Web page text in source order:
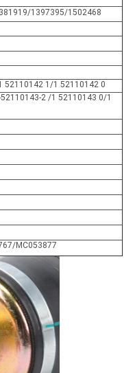
1397395/1502468
52110142 1/1 52110142 0
2 /1 52110143 0/1
MC053877